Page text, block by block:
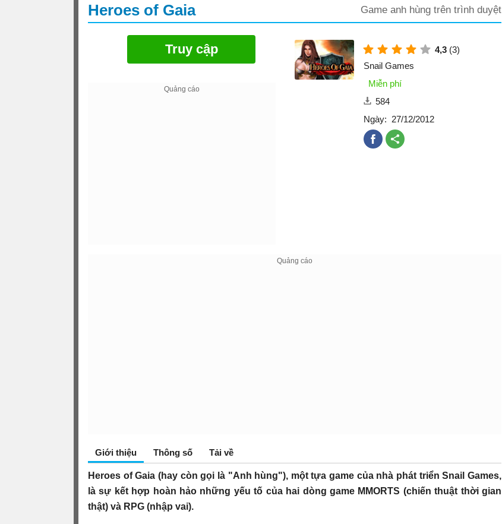
Heroes of Gaia Game anh hùng trên trình duyệt
Truy cập 4,3 (3)
Snail Games
Miễn phí
584
Ngày: 27/12/2012
Giới thiệu Thông số Tải về
Heroes of Gaia (hay còn gọi là "Anh hùng"), một tựa game của nhà phát triển Snail Games,
là sự kết hợp hoàn hảo những yếu tố của hai dòng game MMORTS (chiến thuật thời gian
thật) và RPG (nhập vai).